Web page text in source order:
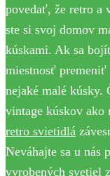
povedať, že retro a
ste si svoj domov
kúskami. Ak sa
miestnosť premeniť
nejaké malé kúsky.
vintage kúskov ako
retro svietidlá
Neváhajte sa u nás
vyrobených svetiel